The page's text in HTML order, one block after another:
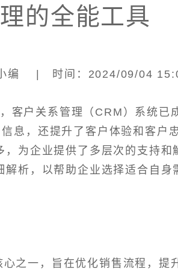
的全能工具
小编 | 时间：2024/09/04
客户关系管理（CRM）系统已
息，还提升了客户体验和客户
为企业提供了多层次的支持和
析，以帮助企业选择适合自身
之一，旨在优化销售流程，提